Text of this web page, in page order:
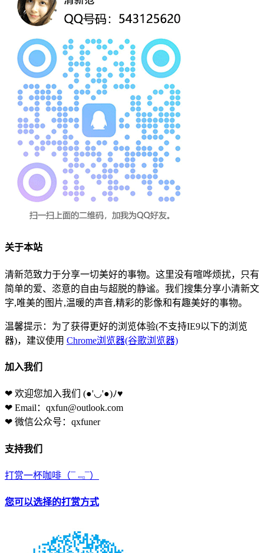
关于本站
清新范致力于分享一切美好的事物。这里没有喧哗烦扰，只有
简单的爱、恣意的自由与超脱的静谧。我们搜集分享小清新文
字,唯美的图片,温暖的声音,精彩的影像和有趣美好的事物。
温馨提示：为了获得更好的浏览体验(不支持IE9以下的浏览
器)，建议使用 Chrome浏览器(谷歌浏览器)
加入我们
❤ 欢迎您加入我们 (●'◡'●)ﾉ♥
❤ Email：qxfun@outlook.com
❤ 微信公众号：qxfuner
支持我们
打赏一杯咖啡 （¯﹃¯）
您可以选择的打赏方式